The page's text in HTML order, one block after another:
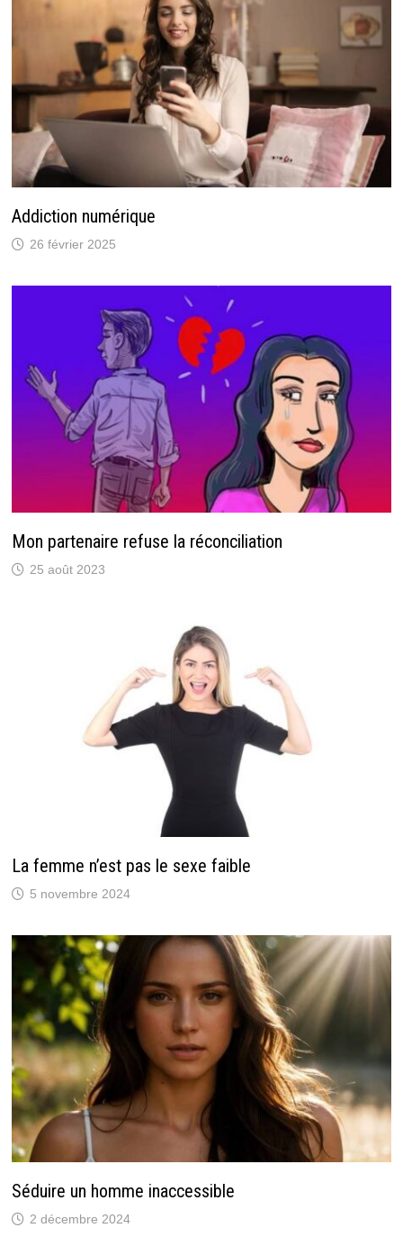
Addiction numérique
26 février 2025
Mon partenaire refuse la réconciliation
25 août 2023
La femme n’est pas le sexe faible
5 novembre 2024
Séduire un homme inaccessible
2 décembre 2024